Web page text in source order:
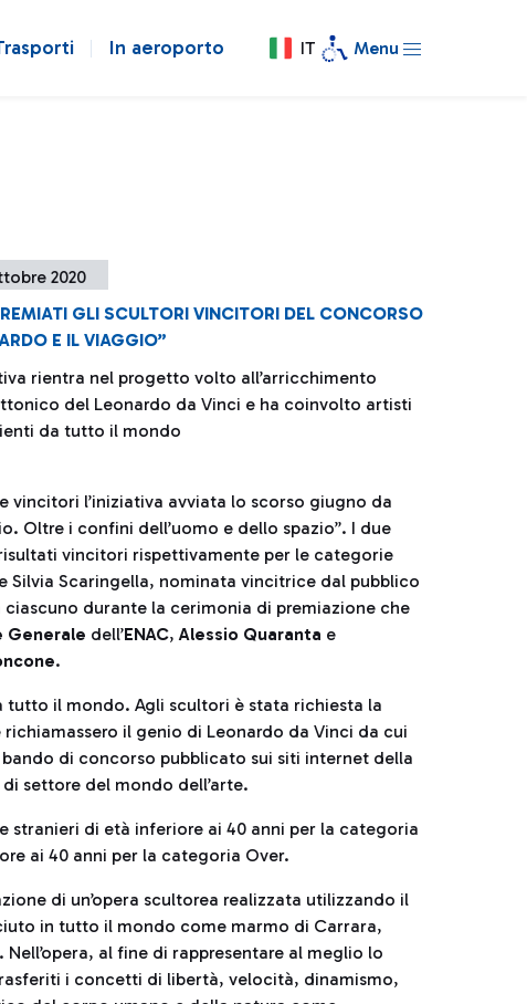
In aeroporto IT Menu
2020
GLI SCULTORI VINCITORI DEL CONCORSO
E IL VIAGGIO”
rientra nel progetto volto all’arricchimento
del Leonardo da Vinci e ha coinvolto artisti
da tutto il mondo
vincitori l’iniziativa avviata lo scorso giugno da
Oltre i confini dell’uomo e dello spazio”. I due
vincitori rispettivamente per le categorie
Silvia Scaringella, nominata vincitrice dal pubblico
durante la cerimonia di premiazione che
Generale dell’ENAC,Alessio Quaranta e
.
il mondo. Agli scultori è stata richiesta la
il genio di Leonardo da Vinci da cui
di concorso pubblicato sui siti internet della
settore del mondo dell’arte.
di età inferiore ai 40 anni per la categoria
ai 40 anni per la categoria Over.
di un’opera scultorea realizzata utilizzando il
in tutto il mondo come marmo di Carrara,
al fine di rappresentare al meglio lo
i concetti di libertà, velocità, dinamismo,